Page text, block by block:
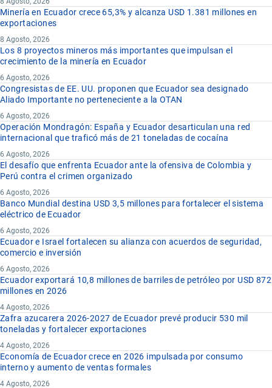
Minería en Ecuador crece 65,3% y alcanza USD 1.381 millones en
exportaciones
8 Agosto, 2026
Los 8 proyectos mineros más importantes que impulsan el
crecimiento de la minería en Ecuador
6 Agosto, 2026
Congresistas de EE. UU. proponen que Ecuador sea designado
Aliado Importante no perteneciente a la OTAN
6 Agosto, 2026
Operación Mondragón: España y Ecuador desarticulan una red
internacional que traficó más de 21 toneladas de cocaína
6 Agosto, 2026
El desafío que enfrenta Ecuador ante la ofensiva de Colombia y
Perú contra el crimen organizado
6 Agosto, 2026
Banco Mundial destina USD 3,5 millones para fortalecer el sistema
eléctrico de Ecuador
6 Agosto, 2026
Ecuador e Israel fortalecen su alianza con acuerdos de seguridad,
comercio e inversión
6 Agosto, 2026
Ecuador exportará 10,8 millones de barriles de petróleo por USD 872
millones en 2026
4 Agosto, 2026
Zafra azucarera 2026-2027 de Ecuador prevé producir 530 mil
toneladas y fortalecer exportaciones
4 Agosto, 2026
Economía de Ecuador crece en 2026 impulsada por consumo
interno y aumento de ventas formales
4 Agosto, 2026